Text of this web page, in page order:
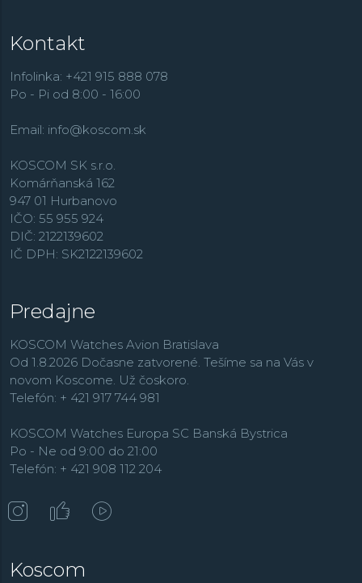
Kontakt
Infolinka: +421 915 888 078
Po - Pi od 8:00 - 16:00
Email: info@koscom.sk
KOSCOM SK s.r.o.
Komárňanská 162
947 01 Hurbanovo
IČO: 55 955 924
DIČ: 2122139602
IČ DPH: SK2122139602
Predajne
KOSCOM Watches Avion Bratislava
Od 1.8.2026 Dočasne zatvorené. Tešíme sa na Vás v
novom Koscome. Už čoskoro.
Telefón: + 421 917 744 981
KOSCOM Watches Europa SC Banská Bystrica
Po - Ne od 9:00 do 21:00
Telefón: + 421 908 112 204
Koscom